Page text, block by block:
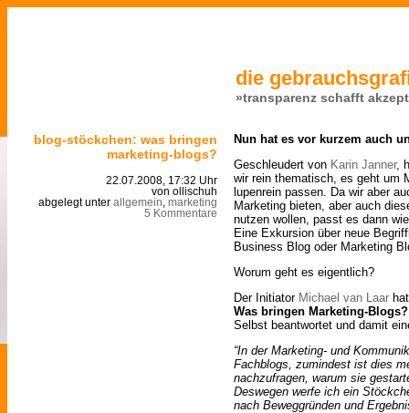
die
»transparenz schafft
blog-stöckchen: was bringen
marketing-blogs?
22.07.2008, 17:32 Uhr
von ollischuh
abgelegt unter allgemein marketing
5 Kommentare
Nun hat es vor kurzem auch
Geschleudert von Karin Janner,
wir rein thematisch, es geht um
lupenrein passen. Da wir aber
Marketing bieten, aber auch
nutzen wollen, passt es dann
Eine Exkursion über neue
Business Blog oder Marketing
Worum geht es eigentlich?
Der Initiator Michael van Laar
Was bringen Marketing-Blogs?
Selbst beantwortet und damit
“In der Marketing- und
Fachblogs, zumindest ist dies
nachzufragen, warum sie
Deswegen werfe ich ein
nach Beweggründen und